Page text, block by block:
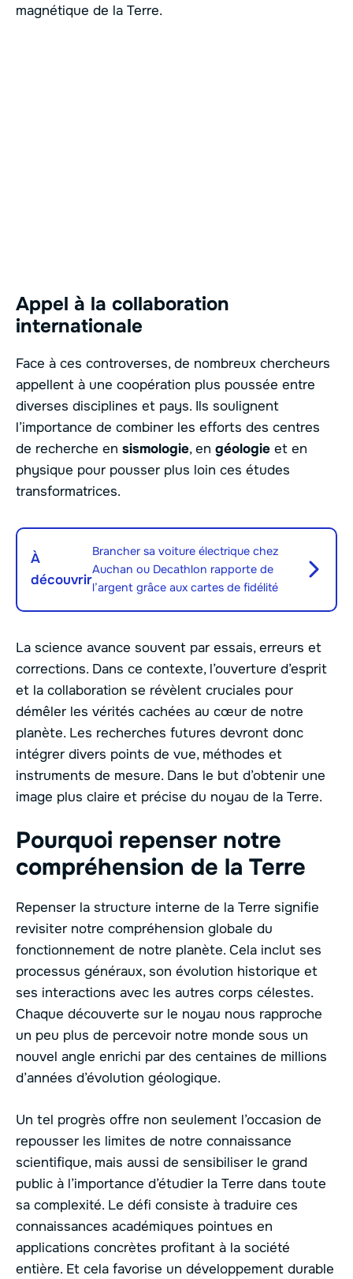
magnétique de la Terre.
Appel à la collaboration
internationale
Face à ces controverses, de nombreux chercheurs
appellent à une coopération plus poussée entre
diverses disciplines et pays. Ils soulignent
l’importance de combiner les efforts des centres
de recherche en sismologie, en géologie et en
physique pour pousser plus loin ces études
transformatrices.
À
découvrir
Brancher sa voiture électrique chez
Auchan ou Decathlon rapporte de
l’argent grâce aux cartes de fidélité
La science avance souvent par essais, erreurs et
corrections. Dans ce contexte, l’ouverture d’esprit
et la collaboration se révèlent cruciales pour
démêler les vérités cachées au cœur de notre
planète. Les recherches futures devront donc
intégrer divers points de vue, méthodes et
instruments de mesure. Dans le but d’obtenir une
image plus claire et précise du noyau de la Terre.
Pourquoi repenser notre
compréhension de la Terre
Repenser la structure interne de la Terre signifie
revisiter notre compréhension globale du
fonctionnement de notre planète. Cela inclut ses
processus généraux, son évolution historique et
ses interactions avec les autres corps célestes.
Chaque découverte sur le noyau nous rapproche
un peu plus de percevoir notre monde sous un
nouvel angle enrichi par des centaines de millions
d’années d’évolution géologique.
Un tel progrès offre non seulement l’occasion de
repousser les limites de notre connaissance
scientifique, mais aussi de sensibiliser le grand
public à l’importance d’étudier la Terre dans toute
sa complexité. Le défi consiste à traduire ces
connaissances académiques pointues en
applications concrètes profitant à la société
entière. Et cela favorise un développement durable